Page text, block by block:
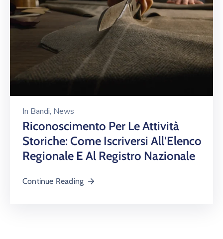
In Bandi‚ News
Riconoscimento Per Le Attività
Storiche: Come Iscriversi All’Elenco
Regionale E Al Registro Nazionale
Continue Reading